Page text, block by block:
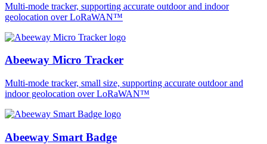
Multi-mode tracker, supporting accurate outdoor and indoor
geolocation over LoRaWAN™
Abeeway Micro Tracker
Multi-mode tracker, small size, supporting accurate outdoor and
indoor geolocation over LoRaWAN™
Abeeway Smart Badge